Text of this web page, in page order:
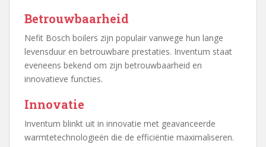
Betrouwbaarheid
Nefit Bosch boilers zijn populair vanwege hun lange
levensduur en betrouwbare prestaties. Inventum staat
eveneens bekend om zijn betrouwbaarheid en
innovatieve functies.
Innovatie
Inventum blinkt uit in innovatie met geavanceerde
warmtetechnologieën die de efficiëntie maximaliseren.